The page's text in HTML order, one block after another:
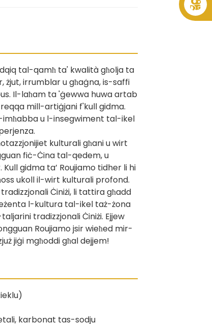
tal-qamħ ta' kwalità għolja ta
żjut, irrumblar u għaġna, is-saffi
Il-laħam ta 'ġewwa huwa artab
mill-artiġjani f'kull gidma.
u l-insegwiment tal-ikel
kulturali għani u wirt
fiċ-Ċina tal-qedem, u
gidma ta’ Roujiamo tidher li hi
ukoll il-wirt kulturali profond.
Ċiniżi, li tattira għadd
l-kultura tal-ikel taż-żona
tradizzjonali Ċiniżi. Ejjew
Roujiamo jsir wieħed mir-
jiġi mgħoddi għal dejjem!
karbonat tas-sodju